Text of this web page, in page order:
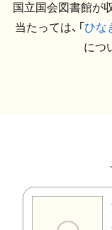
国立国会図書館が
当たっては、「ひな
につ